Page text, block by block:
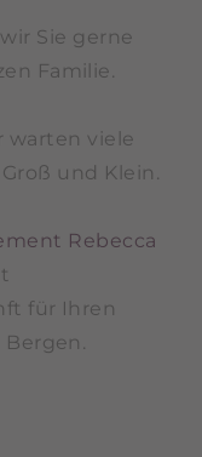
Sie gerne
Familie.
warten viele
und Klein.
Rebecca
für Ihren